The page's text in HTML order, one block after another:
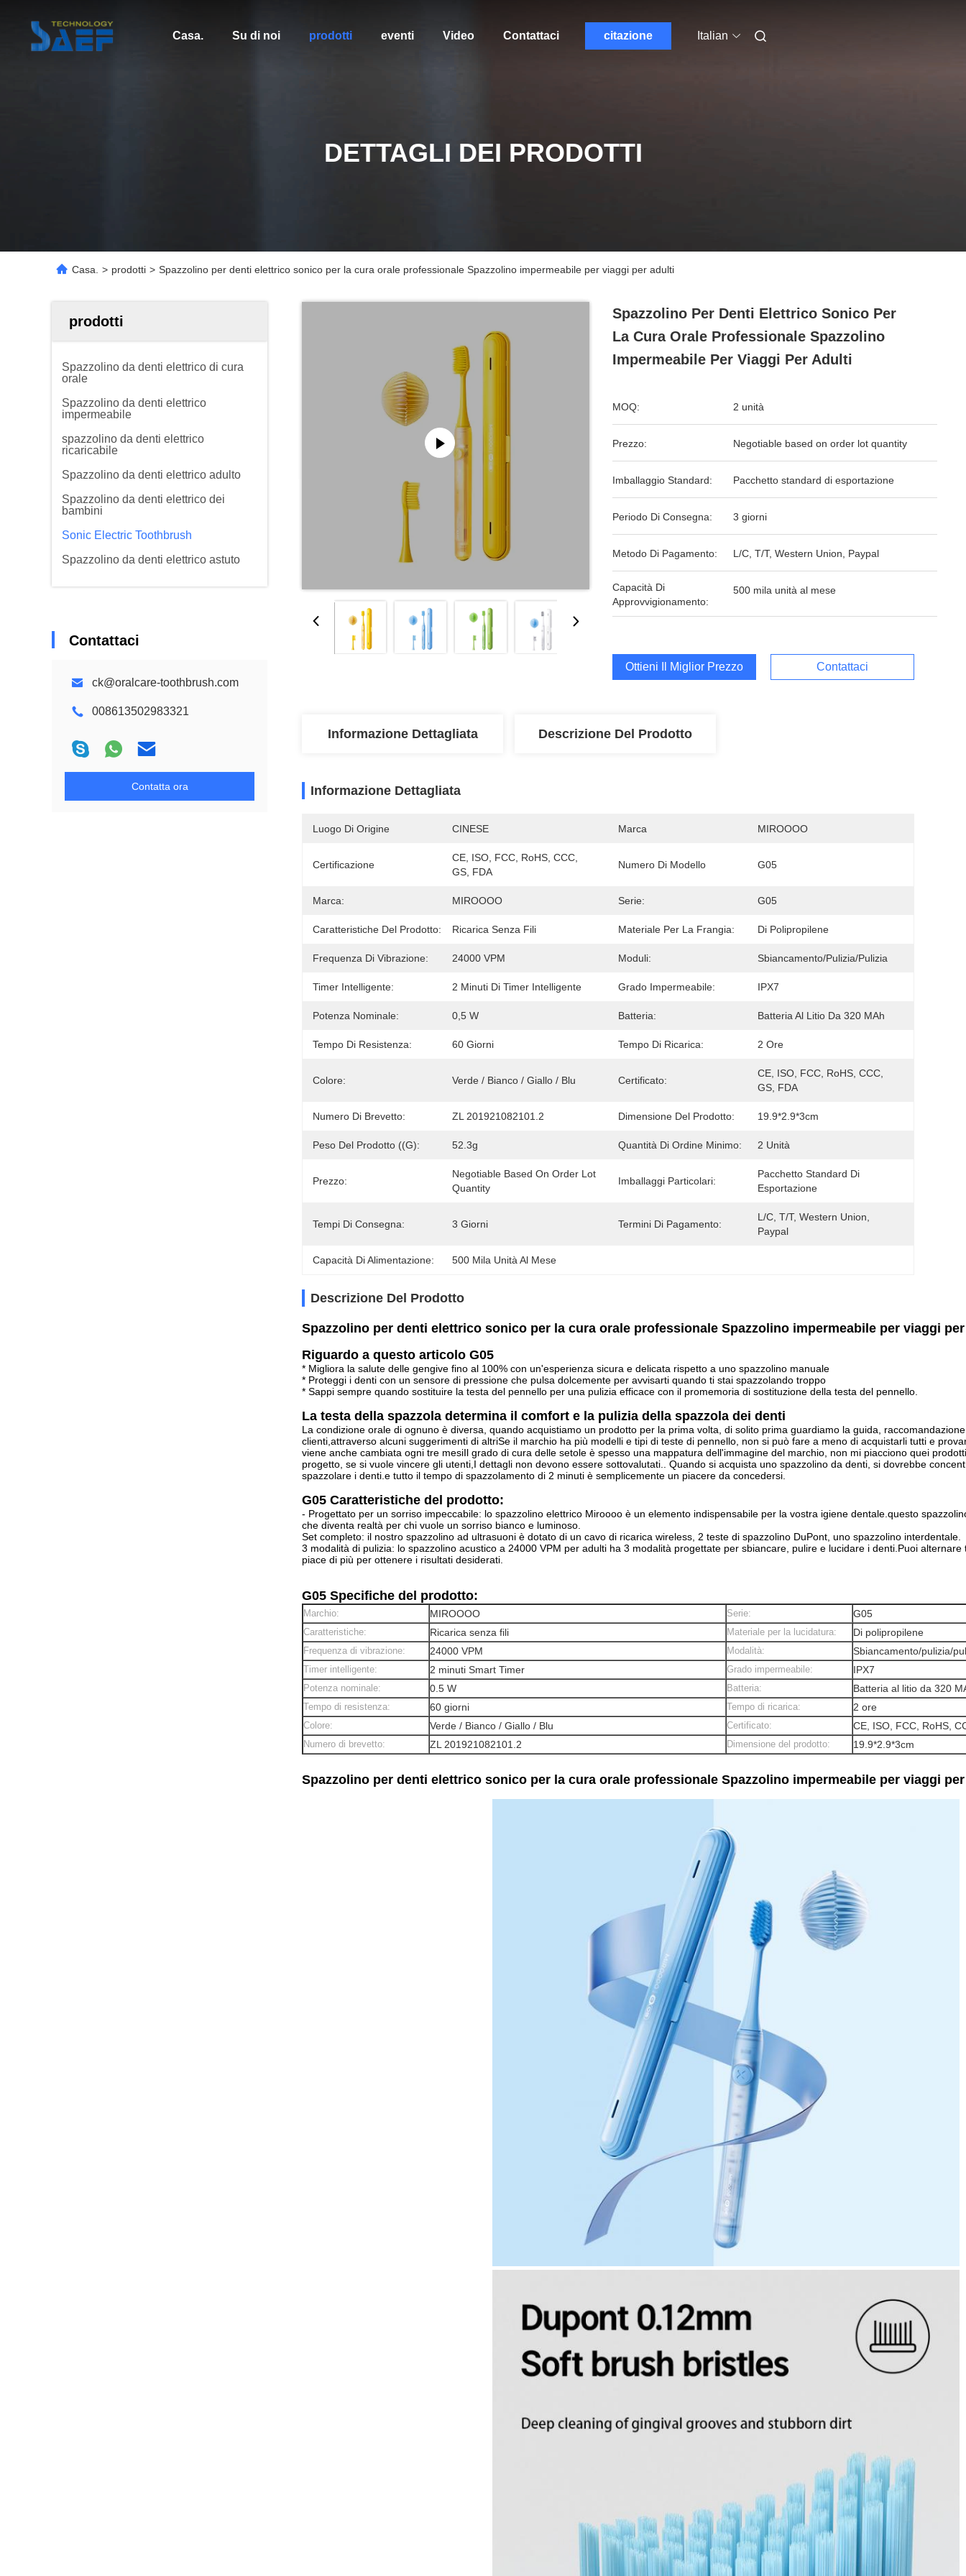
Casa. Su di noi prodotti eventi Video Contattaci citazione Italian
DETTAGLI DEI PRODOTTI
Casa. > prodotti > Spazzolino per denti elettrico sonico per la cura orale professionale Spazzolino impermeabile per viaggi per adulti
prodotti
Spazzolino da denti elettrico di cura
orale
Spazzolino da denti elettrico
impermeabile
spazzolino da denti elettrico
ricaricabile
Spazzolino da denti elettrico adulto
Spazzolino da denti elettrico dei
bambini
Sonic Electric Toothbrush
Spazzolino da denti elettrico astuto
Contattaci
ck@oralcare-toothbrush.com
008613502983321
Contatta ora
Spazzolino Per Denti Elettrico Sonico Per
La Cura Orale Professionale Spazzolino
Impermeabile Per Viaggi Per Adulti
MOQ: 2 unità
Prezzo: Negotiable based on order lot quantity
Imballaggio Standard: Pacchetto standard di esportazione
Periodo Di Consegna: 3 giorni
Metodo Di Pagamento: L/C, T/T, Western Union, Paypal
Capacità Di
Approvvigionamento:
500 mila unità al mese
Ottieni Il Miglior Prezzo Contattaci
Informazione Dettagliata Descrizione Del Prodotto
Informazione Dettagliata
Luogo Di Origine CINESE Marca MIROOOO
Certificazione
CE, ISO, FCC, RoHS, CCC,
GS, FDA
Numero Di Modello G05
Marca: MIROOOO Serie: G05
Caratteristiche Del Prodotto: Ricarica Senza Fili Materiale Per La Frangia: Di Polipropilene
Frequenza Di Vibrazione: 24000 VPM Moduli: Sbiancamento/pulizia/pulizia
Timer Intelligente: 2 Minuti Di Timer Intelligente Grado Impermeabile: IPX7
Potenza Nominale: 0,5 W Batteria: Batteria Al Litio Da 320 MAh
Tempo Di Resistenza: 60 Giorni Tempo Di Ricarica: 2 Ore
Colore: Verde / Bianco / Giallo / Blu Certificato:
CE, ISO, FCC, RoHS, CCC,
GS, FDA
Numero Di Brevetto: ZL 201921082101.2 Dimensione Del Prodotto: 19.9*2.9*3cm
Peso Del Prodotto ((g): 52.3g Quantità Di Ordine Minimo: 2 Unità
Prezzo:
Negotiable Based On Order Lot
Quantity
Imballaggi Particolari:
Pacchetto Standard Di
Esportazione
Tempi Di Consegna: 3 Giorni Termini Di Pagamento:
L/C, T/T, Western Union,
Paypal
Capacità Di Alimentazione: 500 Mila Unità Al Mese
Descrizione Del Prodotto
Spazzolino per denti elettrico sonico per la cura orale professionale Spazzolino impermeabile per viaggi
Riguardo a questo articolo G05
* Migliora la salute delle gengive fino al 100% con un'esperienza sicura e delicata rispetto a uno spazzolino manuale
* Proteggi i denti con un sensore di pressione che pulsa dolcemente per avvisarti quando ti stai spazzolando troppo
* Sappi sempre quando sostituire la testa del pennello per una pulizia efficace con il promemoria di sostituzione della testa del pennello.
La testa della spazzola determina il comfort e la pulizia della spazzola dei denti
La condizione orale di ognuno è diversa, quando acquistiamo un prodotto per la prima volta, di solito prima guardiamo la guida,
clienti,attraverso alcuni suggerimenti di altriSe il marchio ha più modelli e tipi di teste di pennello, non si può fare a meno di acquistarli tutti e
viene anche cambiata ogni tre mesiIl grado di cura delle setole è spesso una mappatura dell'immagine del marchio, non mi piacciono quei
progetto, se si vuole vincere gli utenti,I dettagli non devono essere sottovalutati.. Quando si acquista uno spazzolino da denti, si dovrebbe
spazzolare i denti.e tutto il tempo di spazzolamento di 2 minuti è semplicemente un piacere da concedersi.
G05 Caratteristiche del prodotto:
- Progettato per un sorriso impeccabile: lo spazzolino elettrico Miroooo è un elemento indispensabile per la vostra igiene dentale.questo
che diventa realtà per chi vuole un sorriso bianco e luminoso.
Set completo: il nostro spazzolino ad ultrasuoni è dotato di un cavo di ricarica wireless, 2 teste di spazzolino DuPont, uno spazzolino interdentale.
3 modalità di pulizia: lo spazzolino acustico a 24000 VPM per adulti ha 3 modalità progettate per sbiancare, pulire e lucidare i denti.Puoi
piace di più per ottenere i risultati desiderati.
G05 Specifiche del prodotto:
Marchio: MIROOOO Serie: G05
Caratteristiche: Ricarica senza fili Materiale per la lucidatura: Di polipropilene
Frequenza di vibrazione: 24000 VPM Modalità: Sbiancamento/pulizia/
Timer intelligente: 2 minuti Smart Timer Grado impermeabile: IPX7
Potenza nominale: 0.5 W Batteria: Batteria al litio da 320
Tempo di resistenza: 60 giorni Tempo di ricarica: 2 ore
Colore: Verde / Bianco / Giallo / Blu Certificato: CE, ISO, FCC, RoHS,
Numero di brevetto: ZL 201921082101.2 Dimensione del prodotto: 19.9*2.9*3cm
Spazzolino per denti elettrico sonico per la cura orale professionale Spazzolino impermeabile per viaggi